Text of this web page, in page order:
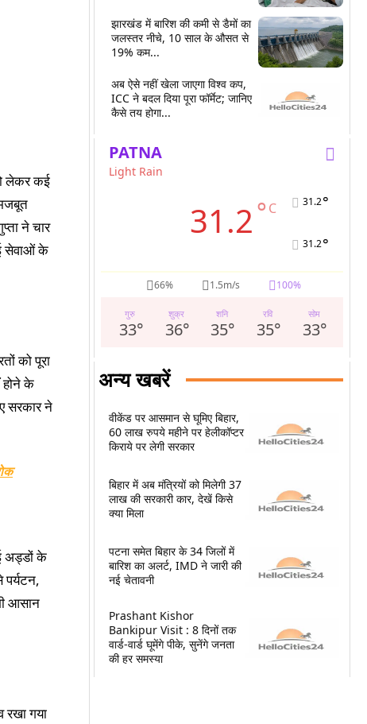
लेकर कई
ने चार
सेवाओं के
को पूरा
होने के
सरकार ने
अड्डों के
पर्यटन,
आसान
रखा गया
झारखंड में बारिश की कमी से डैमों का
जलस्तर नीचे, 10 साल के औसत से
19% कम...
अब ऐसे नहीं खेला जाएगा विश्व कप,
ICC ने बदल दिया पूरा फॉर्मेट; जानिए
कैसे तय होगा...
PATNA
Light Rain
31.2° C 31.2°
31.2°
66% 1.5m/s 100%
गुरु
33°
शुक्र
36°
शनि
35°
रवि
35°
सोम
33°
अन्य खबरें
वीकेंड पर आसमान से घूमिए बिहार,
60 लाख रुपये महीने पर हेलीकॉप्टर
किराये पर लेगी सरकार
बिहार में अब मंत्रियों को मिलेगी 37
लाख की सरकारी कार, देखें किसे
क्या मिला
पटना समेत बिहार के 34 जिलों में
बारिश का अलर्ट, IMD ने जारी की
नई चेतावनी
Prashant Kishor
Bankipur Visit : 8 दिनों तक
वार्ड-वार्ड घूमेंगे पीके, सुनेंगे जनता
की हर समस्या